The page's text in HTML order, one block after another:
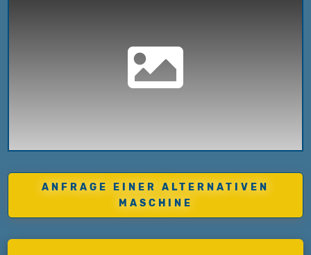
ANFRAGE EINER ALTERNATIVEN
MASCHINE